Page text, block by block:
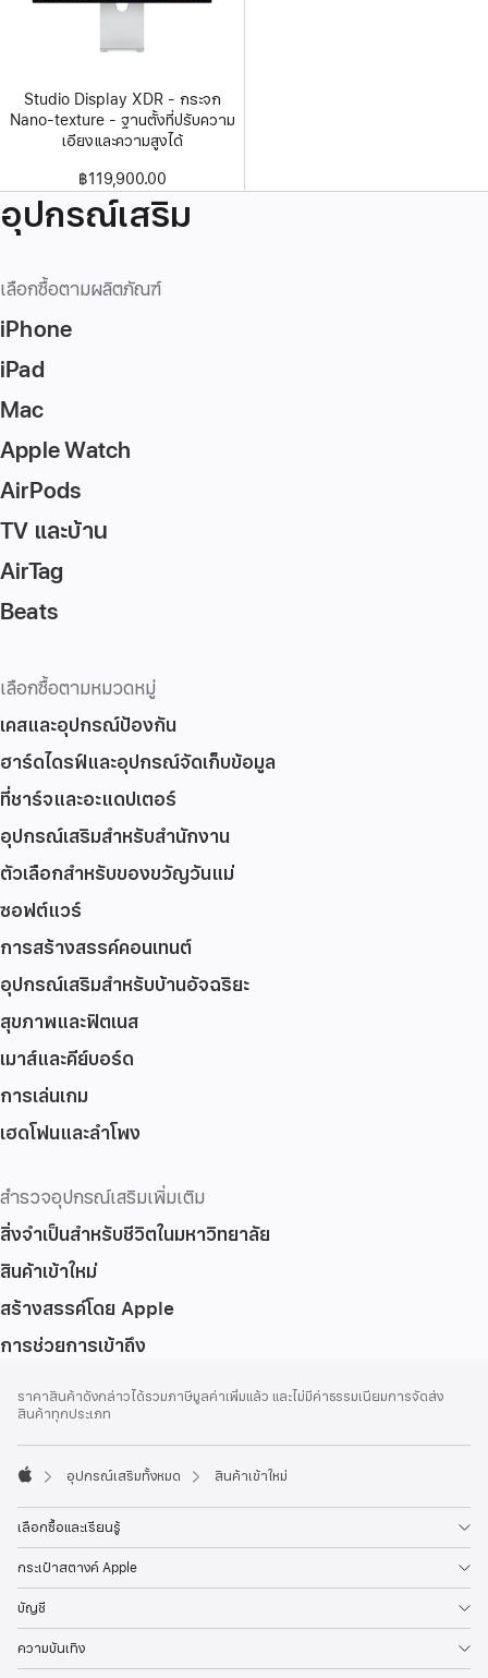
Studio Display XDR - กระจก
Nano-texture - ฐานตั้งที่ปรับความ
เอียงและความสูงได้
฿119,900.00
อุปกรณ์เสริม
เลือกซื้อตามผลิตภัณฑ์
iPhone
iPad
Mac
Apple Watch
AirPods
TV และบ้าน
AirTag
Beats
เลือกซื้อตามหมวดหมู่
เคสและอุปกรณ์ป้องกัน
ฮาร์ดไดรฟ์และอุปกรณ์จัดเก็บข้อมูล
ที่ชาร์จและอะแดปเตอร์
อุปกรณ์เสริมสำหรับสำนักงาน
ตัวเลือกสำหรับของขวัญวันแม่
ซอฟต์แวร์
การสร้างสรรค์คอนเทนต์
อุปกรณ์เสริมสำหรับบ้านอัจฉริยะ
สุขภาพและฟิตเนส
เมาส์และคีย์บอร์ด
การเล่นเกม
เฮดโฟนและลำโพง
สำรวจอุปกรณ์เสริมเพิ่มเติม
สิ่งจำเป็นสำหรับชีวิตในมหาวิทยาลัย
สินค้าเข้าใหม่
สร้างสรรค์โดย Apple
การช่วยการเข้าถึง
ท้าย
เชิงอรรถ
ราคาสินค้าดังกล่าวได้รวมภาษีมูลค่าเพิ่มแล้ว และไม่มีค่าธรรมเนียมการจัดส่ง
สินค้าทุกประเภท
อุปกรณ์เสริมทั้งหมด สินค้าเข้าใหม่
เลือกซื้อและเรียนรู้
กระเป๋าสตางค์ Apple
บัญชี
ความบันเทิง